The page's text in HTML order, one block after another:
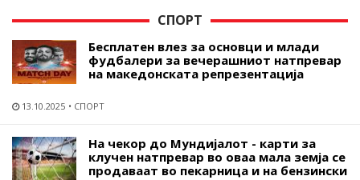
СПОРТ
Бесплатен влез за основци и млади
фудбалери за вечерашниот натпревар
на македонската репрезентација
13.10.2025 СПОРТ
На чекор до Мундијалот - карти за
клучен натпревар во оваа мала земја се
продаваат во пекарница и на бензински